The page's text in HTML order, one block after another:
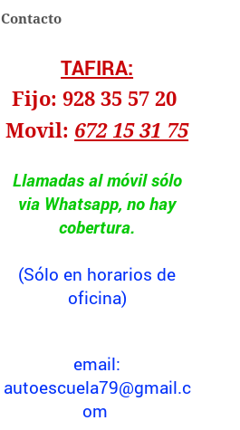
Contacto
TAFIRA:
Fijo: 928 35 57 20
Movil: 672 15 31 75
Llamadas al móvil sólo
via Whatsapp, no hay
cobertura.
(Sólo en horarios de
oficina)
email:
autoescuela79@gmail.c
om